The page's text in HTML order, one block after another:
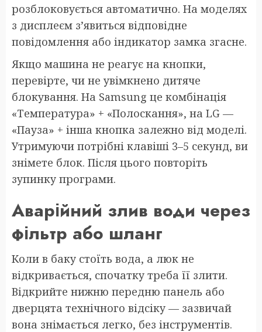
розблоковується автоматично. На моделях
з дисплеєм з’явиться відповідне
повідомлення або індикатор замка згасне.
Якщо машина не реагує на кнопки,
перевірте, чи не увімкнено дитяче
блокування. На Samsung це комбінація
«Температура» + «Полоскання», на LG —
«Пауза» + інша кнопка залежно від моделі.
Утримуючи потрібні клавіші 3–5 секунд, ви
знімете блок. Після цього повторіть
зупинку програми.
Аварійний злив води через
фільтр або шланг
Коли в баку стоїть вода, а люк не
відкривається, спочатку треба її злити.
Відкрийте нижню передню панель або
дверцята технічного відсіку — зазвичай
вона знімається легко, без інструментів.